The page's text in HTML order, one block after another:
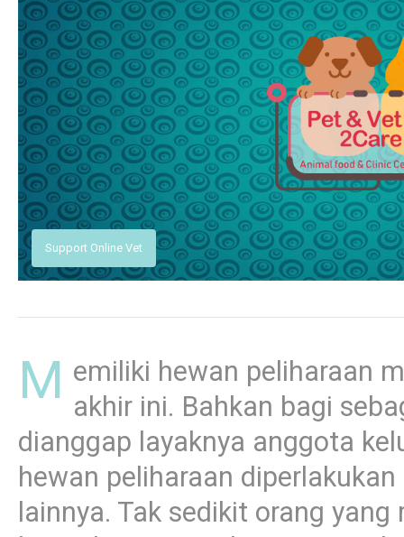
M emiliki hewan peliharaan
akhir ini. Bahkan bagi
dianggap layaknya anggota
hewan peliharaan
lainnya. Tak sedikit orang